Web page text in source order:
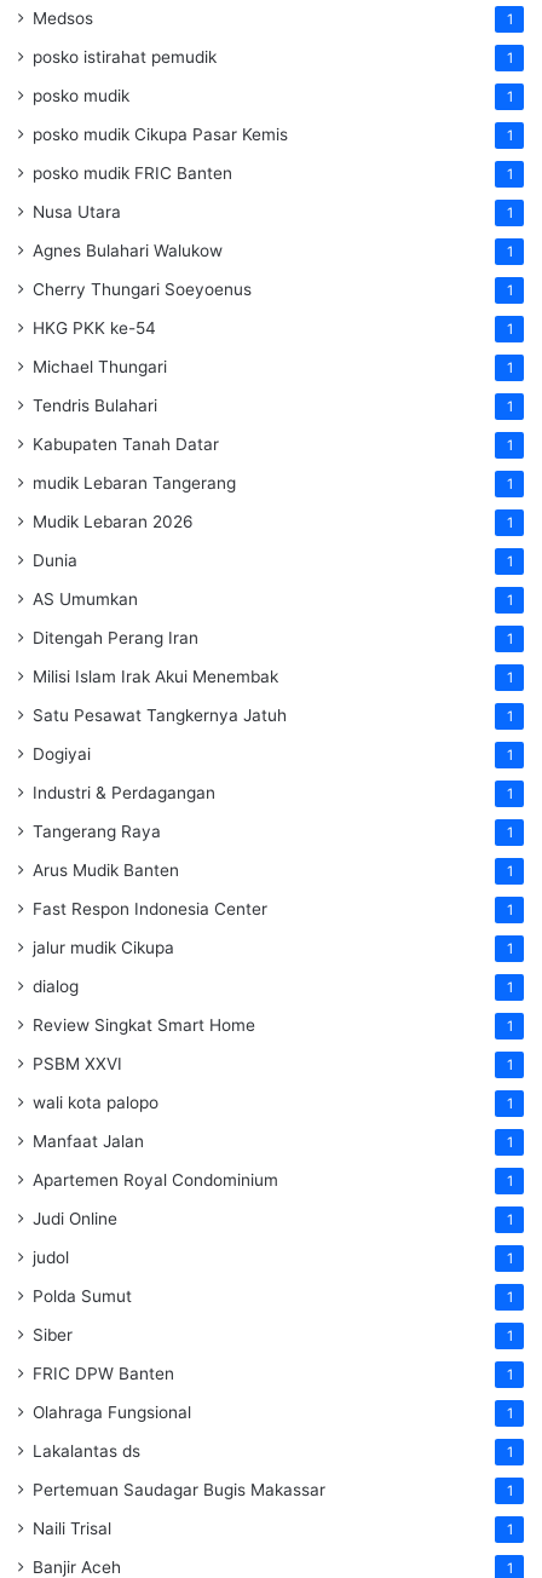
Medsos 1
posko istirahat pemudik 1
posko mudik 1
posko mudik Cikupa Pasar Kemis 1
posko mudik FRIC Banten 1
Nusa Utara 1
Agnes Bulahari Walukow 1
Cherry Thungari Soeyoenus 1
HKG PKK ke-54 1
Michael Thungari 1
Tendris Bulahari 1
Kabupaten Tanah Datar 1
mudik Lebaran Tangerang 1
Mudik Lebaran 2026 1
Dunia 1
AS Umumkan 1
Ditengah Perang Iran 1
Milisi Islam Irak Akui Menembak 1
Satu Pesawat Tangkernya Jatuh 1
Dogiyai 1
Industri & Perdagangan 1
Tangerang Raya 1
Arus Mudik Banten 1
Fast Respon Indonesia Center 1
jalur mudik Cikupa 1
dialog 1
Review Singkat Smart Home 1
PSBM XXVI 1
wali kota palopo 1
Manfaat Jalan 1
Apartemen Royal Condominium 1
Judi Online 1
judol 1
Polda Sumut 1
Siber 1
FRIC DPW Banten 1
Olahraga Fungsional 1
Lakalantas ds 1
Pertemuan Saudagar Bugis Makassar 1
Naili Trisal 1
Banjir Aceh 1